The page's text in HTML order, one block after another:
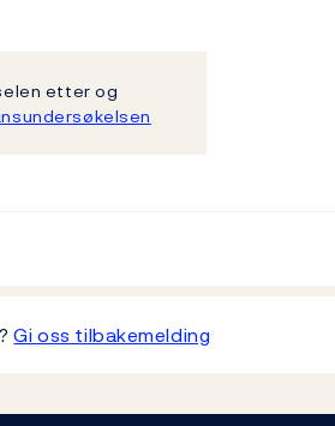
etter og
Gi oss tilbakemelding